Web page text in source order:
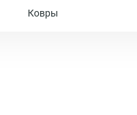
Ковры